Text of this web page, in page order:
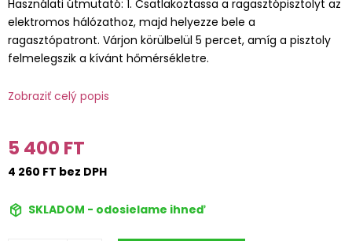
Használati útmutató: 1. Csatlakoztassa a ragasztópisztolyt az
elektromos hálózathoz, majd helyezze bele a
ragasztópatront. Várjon körülbelül 5 percet, amíg a pisztoly
felmelegszik a kívánt hőmérsékletre.
Zobraziť celý popis
5 400 FT
4 260 FT bez DPH
SKLADOM - odosielame ihneď